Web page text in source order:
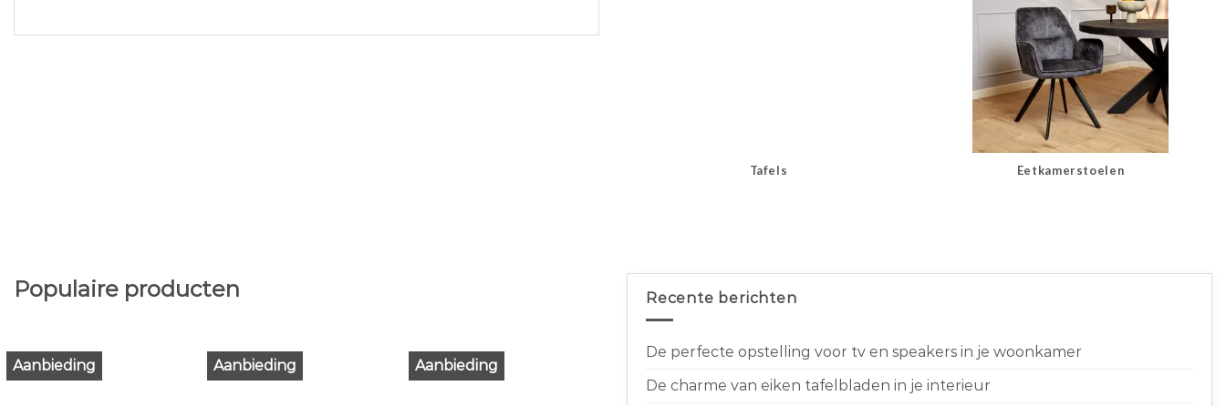
Tafels Eetkamerstoelen
Populaire producten
Aanbieding Aanbieding Aanbieding
Recente berichten
De perfecte opstelling voor tv en speakers in je woonkamer
De charme van eiken tafelbladen in je interieur